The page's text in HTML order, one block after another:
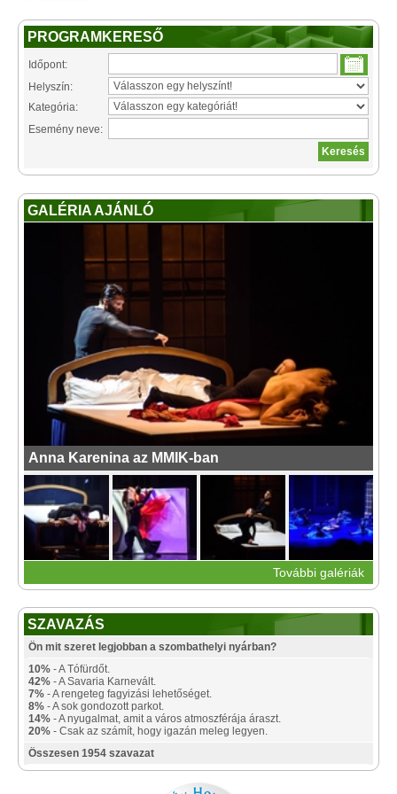
PROGRAMKERESŐ
Időpont:
Helyszín:
Kategória:
Esemény neve:
GALÉRIA AJÁNLÓ
Anna Karenina az MMIK-ban
További galériák
SZAVAZÁS
Ön mit szeret legjobban a szombathelyi nyárban?
10% - A Tófürdőt.
42% - A Savaria Karnevált.
7% - A rengeteg fagyizási lehetőséget.
8% - A sok gondozott parkot.
14% - A nyugalmat, amit a város atmoszférája áraszt.
20% - Csak az számít, hogy igazán meleg legyen.
Összesen 1954 szavazat